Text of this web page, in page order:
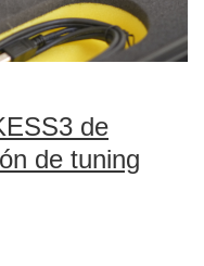
de
de tuning